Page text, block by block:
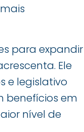
para expandir
Ele
e legislativo
benefícios em
nível de